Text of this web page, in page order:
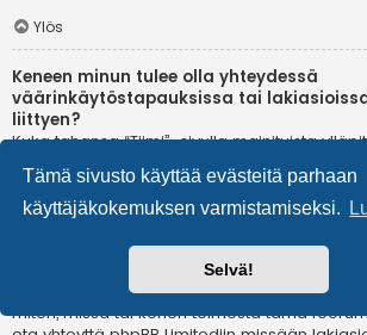
Tämä sivusto käyttää evästeitä parhaan
käyttäjäkokemuksen varmistamiseksi.
Selvä!
Ylös
Keneen minun tulee olla yhteydessä
väärinkäytöstapauksissa tai
liittyen?
Kuka tahansa “Tiimi”-sivulla mainituista
todennäköisesti sopiva yhteyshenkilö
kautta saa vastausta, sinun kannattaa ottaa
verkkotunnuksen omistajaan (teewhois-
on ilmaispalvelussa oleva (esim. Yahoo!,
ota yhteyttä ylläpitoon tai väärinkäytöksistä
osastoon kyseisessä palvelussa. Huomaa,
ei ole lainkaan toimivaltaaja sitä ei voida
miten, missä tai kenen toimesta tämä